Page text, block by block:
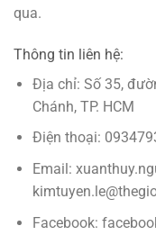
qua.
Thông tin liên hệ:
Địa chỉ: Số 35,
Chánh, TP. HCM
Điện thoại:
Email:
Facebook: